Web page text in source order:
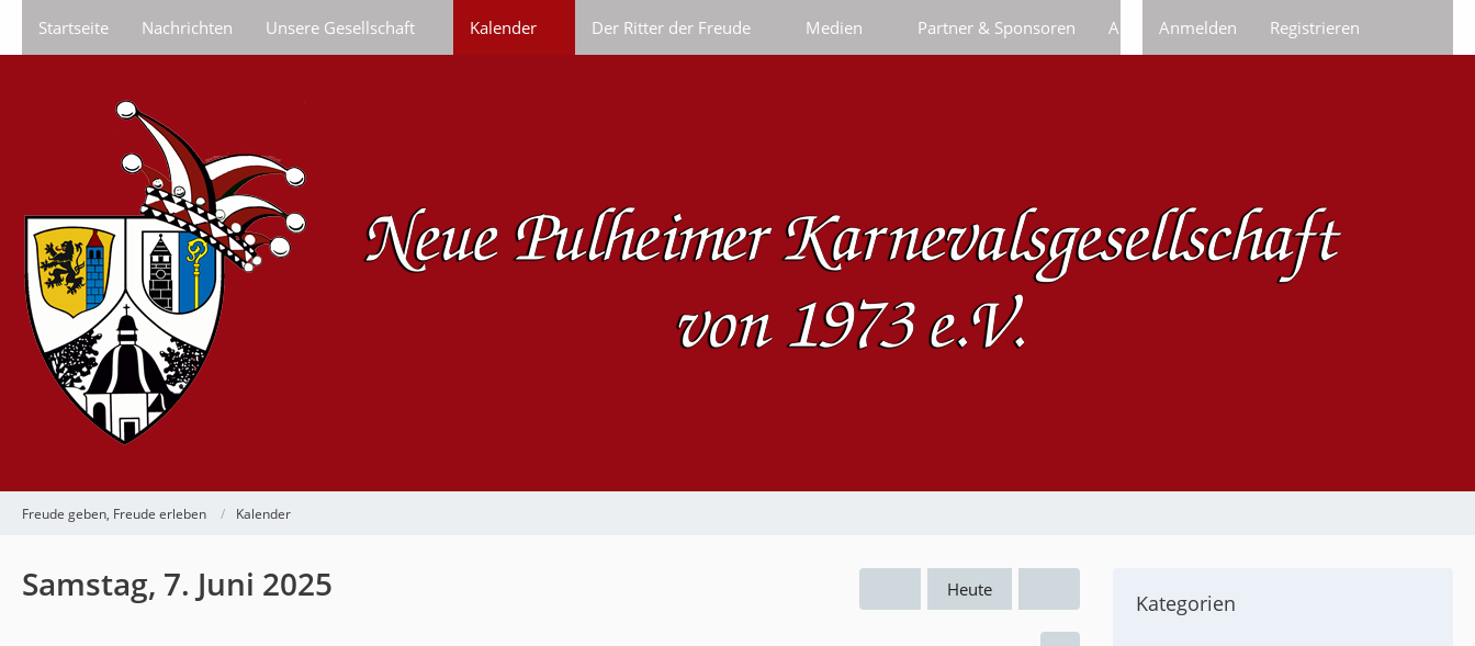
Startseite Nachrichten Unsere Gesellschaft Kalender Der Ritter der Freude Medien Partner & Sponsoren Anfragen/Bestellungen
Anmelden Registrieren
Freude geben, Freude erleben Kalender
Samstag, 7. Juni 2025 Heute
Kategorien